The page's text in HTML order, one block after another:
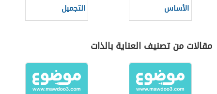
الأساس
التجميل
مقالات من تصنيف العناية بالذات